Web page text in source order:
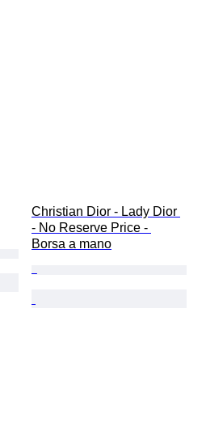
Christian Dior - Lady Dior
- No Reserve Price -
Borsa a mano